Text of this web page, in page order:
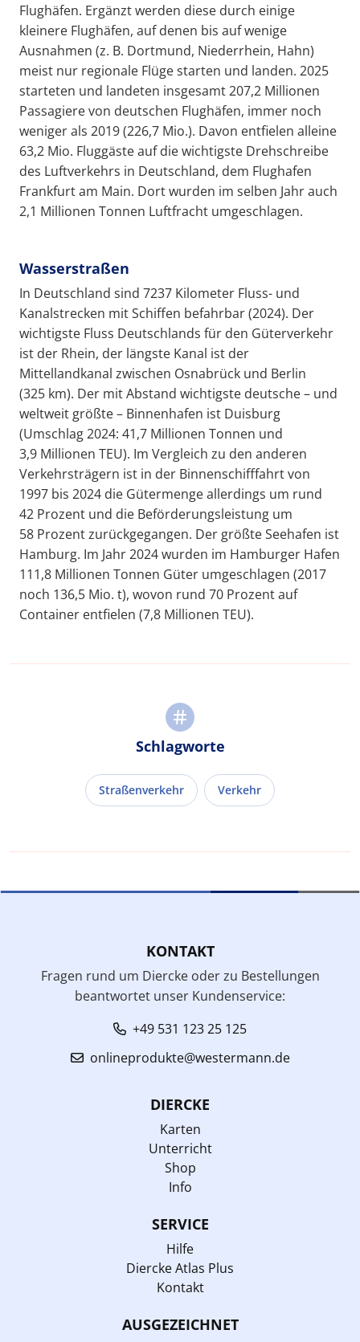
Flughäfen. Ergänzt werden diese durch einige
kleinere Flughäfen, auf denen bis auf wenige
Ausnahmen (z. B. Dortmund, Niederrhein, Hahn)
meist nur regionale Flüge starten und landen. 2025
starteten und landeten insgesamt 207,2 Millionen
Passagiere von deutschen Flughäfen, immer noch
weniger als 2019 (226,7 Mio.). Davon entfielen alleine
63,2 Mio. Fluggäste auf die wichtigste Drehschreibe
des Luftverkehrs in Deutschland, dem Flughafen
Frankfurt am Main. Dort wurden im selben Jahr auch
2,1 Millionen Tonnen Luftfracht umgeschlagen.
Wasserstraßen
In Deutschland sind 7237 Kilometer Fluss- und
Kanalstrecken mit Schiffen befahrbar (2024). Der
wichtigste Fluss Deutschlands für den Güterverkehr
ist der Rhein, der längste Kanal ist der
Mittellandkanal zwischen Osnabrück und Berlin
(325 km). Der mit Abstand wichtigste deutsche – und
weltweit größte – Binnenhafen ist Duisburg
(Umschlag 2024: 41,7 Millionen Tonnen und
3,9 Millionen TEU). Im Vergleich zu den anderen
Verkehrsträgern ist in der Binnenschifffahrt von
1997 bis 2024 die Gütermenge allerdings um rund
42 Prozent und die Beförderungsleistung um
58 Prozent zurückgegangen. Der größte Seehafen ist
Hamburg. Im Jahr 2024 wurden im Hamburger Hafen
111,8 Millionen Tonnen Güter umgeschlagen (2017
noch 136,5 Mio. t), wovon rund 70 Prozent auf
Container entfielen (7,8 Millionen TEU).
Schlagworte
Straßenverkehr Verkehr
KONTAKT
Fragen rund um Diercke oder zu Bestellungen
beantwortet unser Kundenservice:
+49 531 123 25 125
onlineprodukte@westermann.de
DIERCKE
Karten
Unterricht
Shop
Info
SERVICE
Hilfe
Diercke Atlas Plus
Kontakt
AUSGEZEICHNET